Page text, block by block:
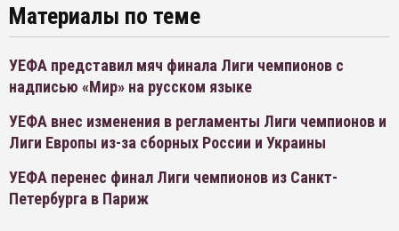
Материалы по теме
УЕФА представил мяч финала Лиги чемпионов с
надписью «Мир» на русском языке
УЕФА внес изменения в регламенты Лиги чемпионов и
Лиги Европы из-за сборных России и Украины
УЕФА перенес финал Лиги чемпионов из Санкт-
Петербурга в Париж